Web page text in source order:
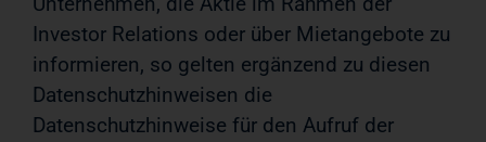
Investor Relations oder über Mietangebote zu
informieren, so gelten ergänzend zu diesen
Datenschutzhinweisen die
Datenschutzhinweise für den Aufruf der